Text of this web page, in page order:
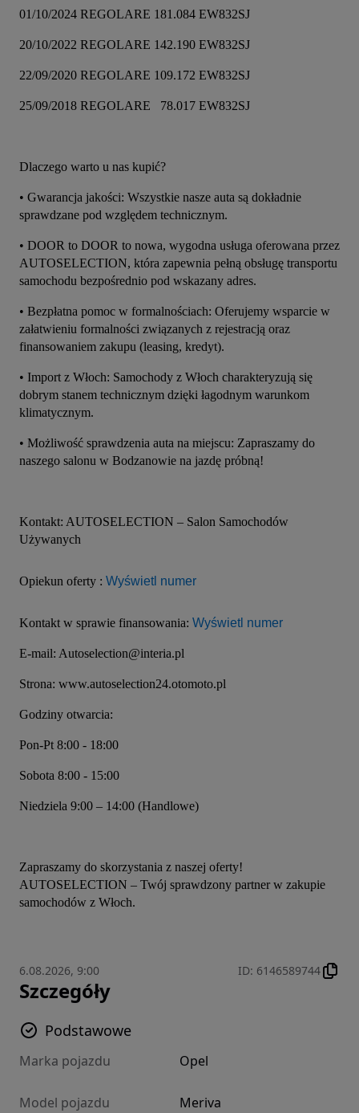
01/10/2024 REGOLARE 181.084 EW832SJ
20/10/2022 REGOLARE 142.190 EW832SJ
22/09/2020 REGOLARE 109.172 EW832SJ
25/09/2018 REGOLARE   78.017 EW832SJ
Dlaczego warto u nas kupić?
• Gwarancja jakości: Wszystkie nasze auta są dokładnie
sprawdzane pod względem technicznym.
• DOOR to DOOR to nowa, wygodna usługa oferowana przez
AUTOSELECTION, która zapewnia pełną obsługę transportu
samochodu bezpośrednio pod wskazany adres.
• Bezpłatna pomoc w formalnościach: Oferujemy wsparcie w
załatwieniu formalności związanych z rejestracją oraz
finansowaniem zakupu (leasing, kredyt).
• Import z Włoch: Samochody z Włoch charakteryzują się
dobrym stanem technicznym dzięki łagodnym warunkom
klimatycznym.
• Możliwość sprawdzenia auta na miejscu: Zapraszamy do
naszego salonu w Bodzanowie na jazdę próbną!
Kontakt: AUTOSELECTION – Salon Samochodów
Używanych
Opiekun oferty : Wyświetl numer
Kontakt w sprawie finansowania: Wyświetl numer
E-mail: Autoselection@interia.pl
Strona: www.autoselection24.otomoto.pl
Godziny otwarcia:
Pon-Pt 8:00 - 18:00
Sobota 8:00 - 15:00
Niedziela 9:00 – 14:00 (Handlowe)
Zapraszamy do skorzystania z naszej oferty!
AUTOSELECTION – Twój sprawdzony partner w zakupie
samochodów z Włoch.
6.08.2026, 9:00 ID: 6146589744
Szczegóły
Podstawowe
Marka pojazdu Opel
Model pojazdu Meriva